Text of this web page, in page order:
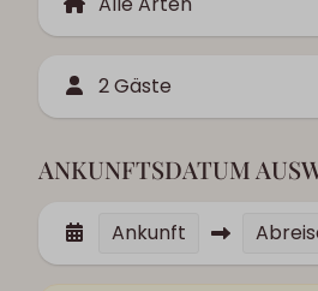
2 Gäste
ANKUNFTSDATUM
Ankunft